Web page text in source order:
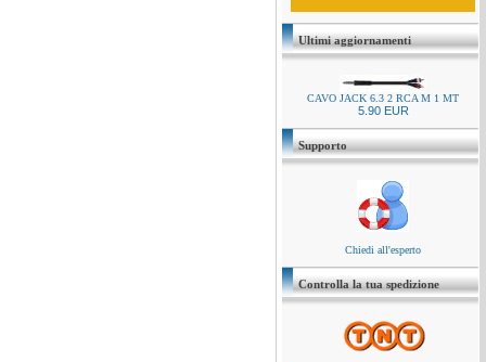
Ultimi aggiornamenti
CAVO JACK 6.3 2 RCA M 1 MT
5.90 EUR
Supporto
Chiedi all'esperto
Controlla la tua spedizione